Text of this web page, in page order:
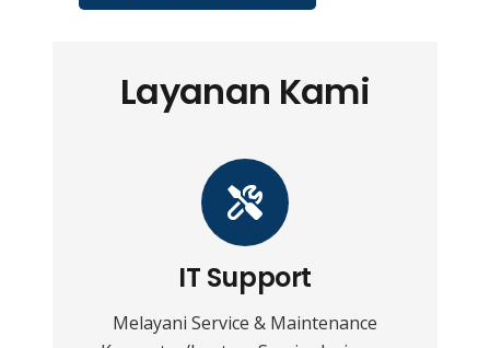
Layanan Kami
IT Support
Melayani Service & Maintenance